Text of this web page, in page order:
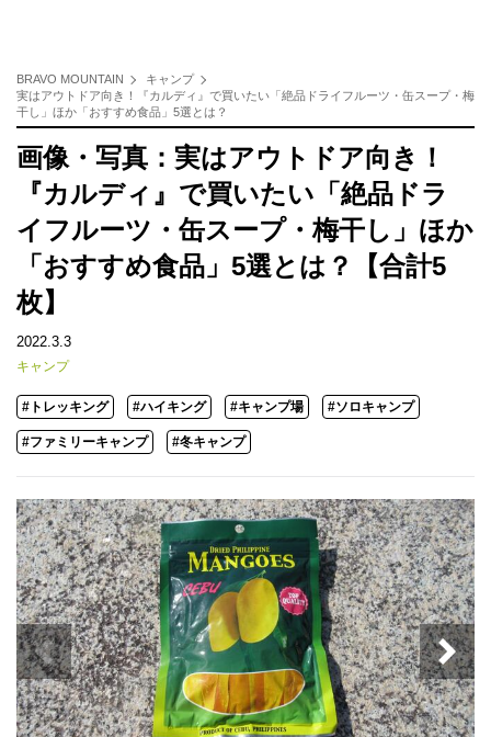
BRAVO MOUNTAIN
キャンプ
実はアウトドア向き！『カルディ』で買いたい「絶品ドライフルーツ・缶スープ・梅
干し」ほか「おすすめ食品」5選とは？
画像・写真：実はアウトドア向き！
『カルディ』で買いたい「絶品ドラ
イフルーツ・缶スープ・梅干し」ほか
「おすすめ食品」5選とは？【合計5
枚】
2022.3.3
キャンプ
#トレッキング #ハイキング #キャンプ場 #ソロキャンプ
#ファミリーキャンプ #冬キャンプ